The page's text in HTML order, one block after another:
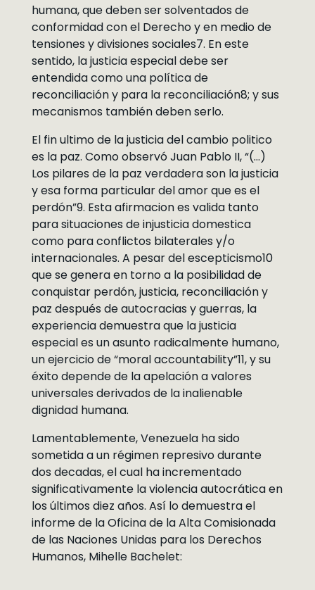
humana, que deben ser solventados de
conformidad con el Derecho y en medio de
tensiones y divisiones sociales7. En este
sentido, la justicia especial debe ser
entendida como una política de
reconciliación y para la reconciliación8; y sus
mecanismos también deben serlo.
El fin ultimo de la justicia del cambio politico
es la paz. Como observó Juan Pablo II, “(…)
Los pilares de la paz verdadera son la justicia
y esa forma particular del amor que es el
perdón”9. Esta afirmacion es valida tanto
para situaciones de injusticia domestica
como para conflictos bilaterales y/o
internacionales. A pesar del escepticismo10
que se genera en torno a la posibilidad de
conquistar perdón, justicia, reconciliación y
paz después de autocracias y guerras, la
experiencia demuestra que la justicia
especial es un asunto radicalmente humano,
un ejercicio de “moral accountability”11, y su
éxito depende de la apelación a valores
universales derivados de la inalienable
dignidad humana.
Lamentablemente, Venezuela ha sido
sometida a un régimen represivo durante
dos decadas, el cual ha incrementado
significativamente la violencia autocrática en
los últimos diez años. Así lo demuestra el
informe de la Oficina de la Alta Comisionada
de las Naciones Unidas para los Derechos
Humanos, Mihelle Bachelet: